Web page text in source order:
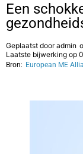
Een
Geplaatst dooradmin
Laatste bijwerking op
Bron: European ME